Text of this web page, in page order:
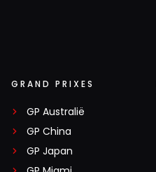
GRAND PRIXES
GP Australië
GP China
GP Japan